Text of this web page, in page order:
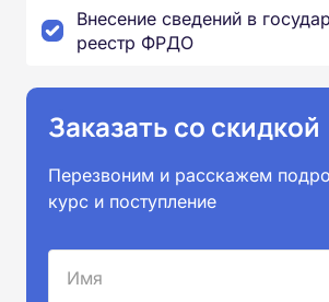
Внесение сведений в
реестр ФРДО
Заказать со скидкой
Перезвоним и расскажем
курс и поступление